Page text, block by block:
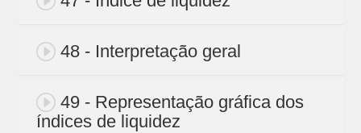
48 - Interpretação geral
49 - Representação gráfica dos
índices de liquidez